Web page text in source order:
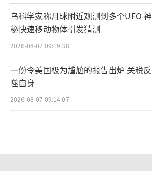
乌科学家称月球附近观测到多个UFO 神
秘快速移动物体引发猜测
2026-08-07 09:19:38
一份令美国极为尴尬的报告出炉 关税反
噬自身
2026-08-07 09:14:07